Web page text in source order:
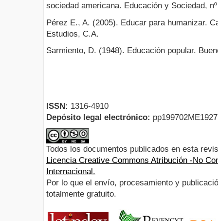
sociedad americana. Educación y Sociedad,
Pérez E., A. (2005). Educar para humanizar.
Estudios, C.A.
Sarmiento, D. (1948). Educación popular.
ISSN: 1316-4910
Depósito legal electrónico:
Todos los documentos publicados en esta
Licencia Creative Commons Atribución -No
Internacional.
Por lo que el envío, procesamiento y
totalmente gratuito.